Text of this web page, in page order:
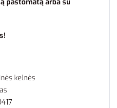
paštomatą arba su
kelnės